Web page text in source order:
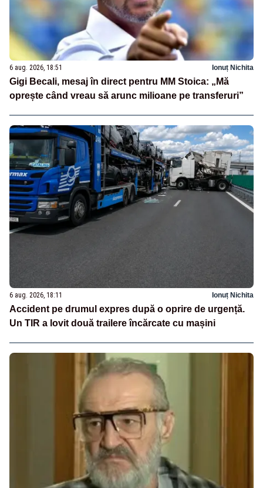
6 aug. 2026, 18:51 Ionuț Nichita
Gigi Becali, mesaj în direct pentru MM Stoica: „Mă
oprește când vreau să arunc milioane pe transferuri”
6 aug. 2026, 18:11 Ionuț Nichita
Accident pe drumul expres după o oprire de urgență.
Un TIR a lovit două trailere încărcate cu mașini